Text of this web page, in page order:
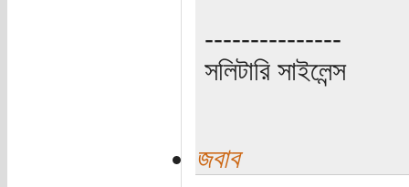
---------------
সলিটারি সাইলেন্স
জবাব